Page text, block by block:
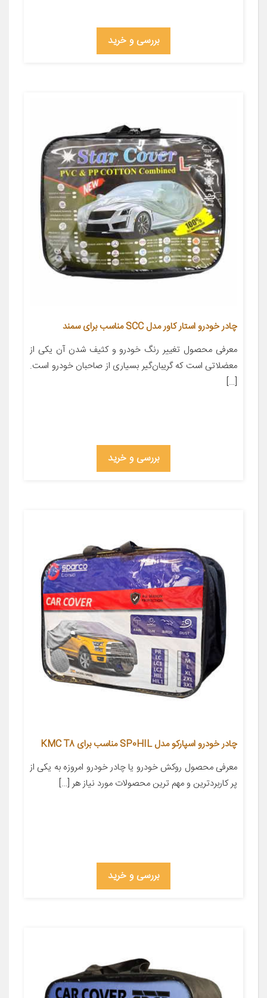
بررسی و خرید
چادر خودرو استار کاور مدل SCC مناسب برای سمند
معرفی محصول تغییر رنگ خودرو و کثیف شدن آن یکی از
معضلاتی است که گریبان‌گیر بسیاری از صاحبان خودرو است.
[…]
بررسی و خرید
چادر خودرو اسپارکو مدل SP0HIL مناسب برای KMC T8
معرفی محصول روکش خودرو یا چادر خودرو امروزه به یکی از
پر کاربردترین و مهم ترین محصولات مورد نیاز هر […]
بررسی و خرید